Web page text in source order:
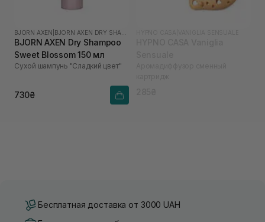
BJORN AXEN
BJORN AXEN Dry Shampoo
Sweet Blossom 150 мл
Сухой шампунь "Сладкий цвет"
730₴
Бесплатная доставка от 3000 UAH